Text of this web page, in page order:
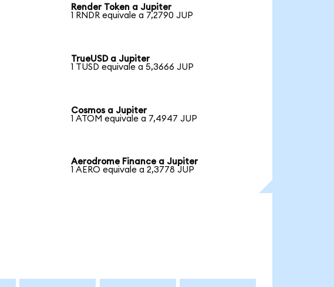
Render Token a Jupiter
1 RNDR equivale a 7,2790 JUP
TrueUSD a Jupiter
1 TUSD equivale a 5,3666 JUP
Cosmos a Jupiter
1 ATOM equivale a 7,4947 JUP
Aerodrome Finance a Jupiter
1 AERO equivale a 2,3778 JUP